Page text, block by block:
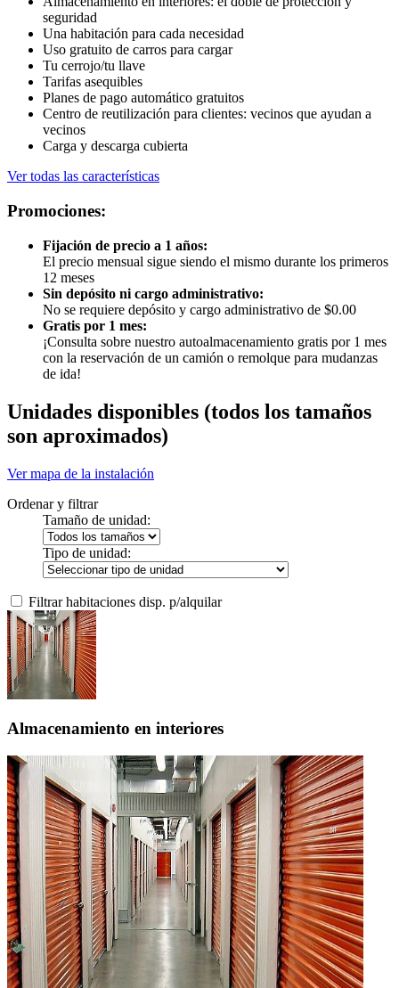
seguridad
Una habitación para cada necesidad
Uso gratuito de carros para cargar
Tu cerrojo/tu llave
Tarifas asequibles
Planes de pago automático gratuitos
Centro de reutilización para clientes: vecinos que ayudan a
vecinos
Carga y descarga cubierta
Ver todas las características
Promociones:
Fijación de precio a 1 años:
El precio mensual sigue siendo el mismo durante los primeros
12 meses
Sin depósito ni cargo administrativo:
No se requiere depósito y cargo administrativo de $0.00
Gratis por 1 mes:
¡Consulta sobre nuestro autoalmacenamiento gratis por 1 mes
con la reservación de un camión o remolque para mudanzas
de ida!
Unidades disponibles (todos los tamaños
son aproximados)
Ver mapa de la instalación
Ordenar y filtrar
Tamaño de unidad:
Tipo de unidad:
Filtrar habitaciones disp. p/alquilar
Almacenamiento en interiores